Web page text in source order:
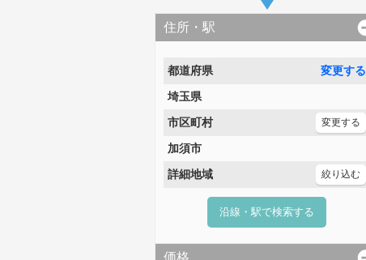
住所・駅
都道府県
変更する
埼玉県
市区町村
変更する
加須市
詳細地域
絞り込む
沿線・駅で検索する
価格